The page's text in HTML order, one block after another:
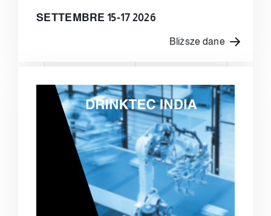
SETTEMBRE 15-17 2026
Bliższe dane